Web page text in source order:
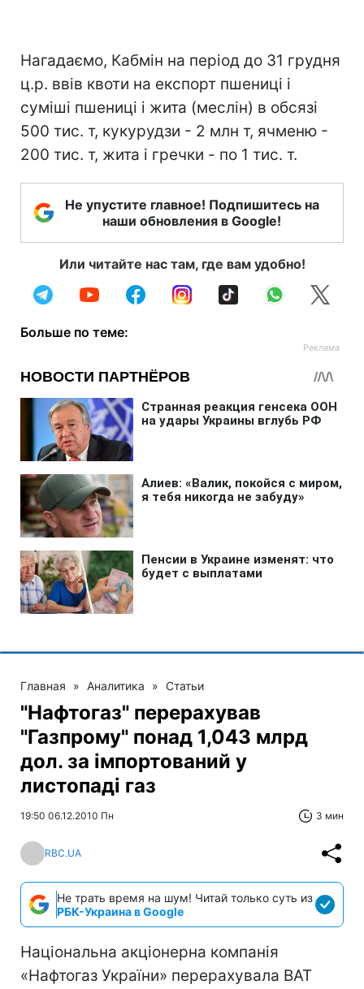
Нагадаємо, Кабмін на період до 31 грудня
ц.р. ввів квоти на експорт пшениці і
суміші пшениці і жита (меслін) в обсязі
500 тис. т, кукурудзи - 2 млн т, ячменю -
200 тис. т, жита і гречки - по 1 тис. т.
Не упустите главное! Подпишитесь на
наши обновления в Google!
Или читайте нас там, где вам удобно!
Больше по теме:
Главная » Аналитика » Статьи
"Нафтогаз" перерахував
"Газпрому" понад 1,043 млрд
дол. за імпортований у
листопаді газ
19:50 06.12.2010 Пн 3 мин
RBC.UA
Не трать время на шум! Читай только суть из
РБК-Украина в Google
Національна акціонерна компанія
«Нафтогаз України» перерахувала ВАТ